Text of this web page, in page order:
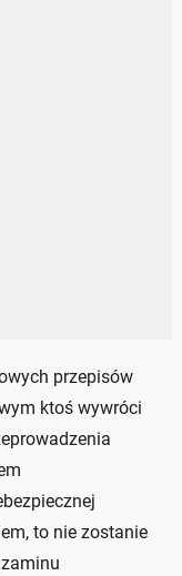
przepisów
ktoś wywróci
to nie zostanie